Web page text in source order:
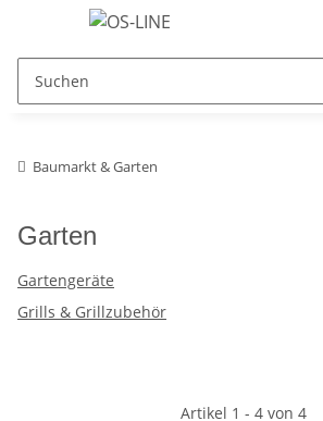
Baumarkt & Garten
Garten
Gartengeräte
Grills & Grillzubehör
Artikel 1 - 4 von 4